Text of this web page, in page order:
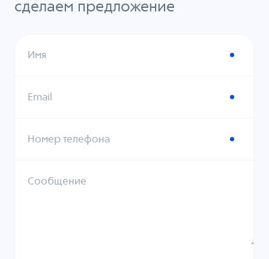
сделаем предложение
Имя
Email
Номер телефона
Сообщение